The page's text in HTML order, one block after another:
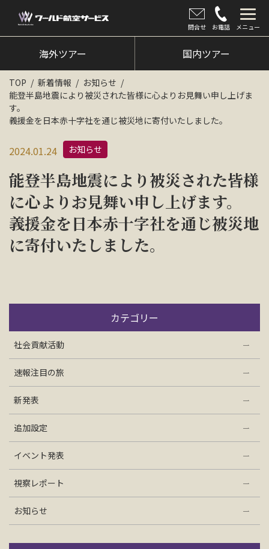
問合せ お電話 メニュー
海外ツアー
国内ツアー
クルーズツアー
ツアー催行状況
旅のひろば
イベント
新着情報
会社情報
資料請求
検索
海外ツアー 国内ツアー
TOP 新着情報
お知らせ
能登半島地震により被災された皆様に心よりお見舞い申し上げま
す。
義援金を日本赤十字社を通じ被災地に寄付いたしました。
2024.01.24 お知らせ
能登半島地震により被災された皆様
に心よりお見舞い申し上げます。
義援金を日本赤十字社を通じ被災地
に寄付いたしました。
カテゴリー
社会貢献活動
速報注目の旅
新発表
追加設定
イベント発表
視察レポート
お知らせ